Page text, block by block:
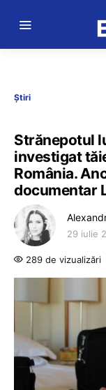
Știri
Strănepotul
investigat
România.
documentar
29 iulie
289 de vizualizări